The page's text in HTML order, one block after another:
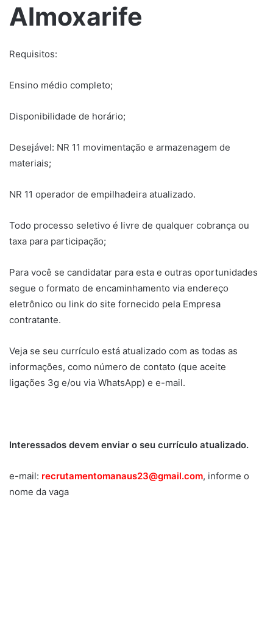
Almoxarife
Requisitos:
Ensino médio completo;
Disponibilidade de horário;
Desejável: NR 11 movimentação e armazenagem de
materiais;
NR 11 operador de empilhadeira atualizado.
Todo processo seletivo é livre de qualquer cobrança ou
taxa para participação;
Para você se candidatar para esta e outras oportunidades
segue o formato de encaminhamento via endereço
eletrônico ou link do site fornecido pela Empresa
contratante.
Veja se seu currículo está atualizado com as todas as
informações, como número de contato (que aceite
ligações 3g e/ou via WhatsApp) e e-mail.
Interessados devem enviar o seu currículo atualizado.
e-mail: recrutamentomanaus23@gmail.com, informe o
nome da vaga